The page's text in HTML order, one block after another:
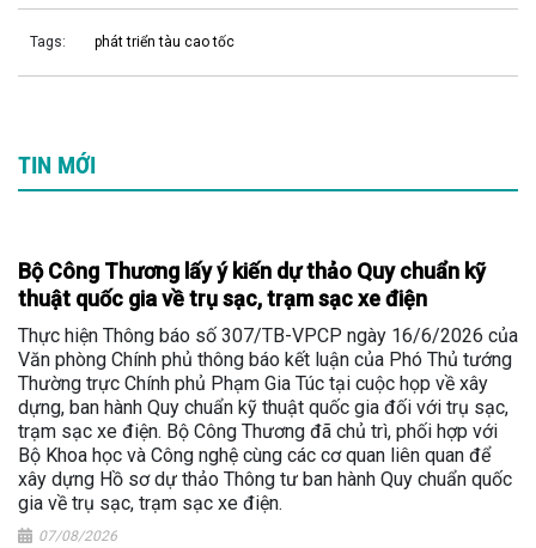
Tags: phát triển tàu cao tốc
TIN MỚI
Bộ Công Thương lấy ý kiến dự thảo Quy chuẩn kỹ
thuật quốc gia về trụ sạc, trạm sạc xe điện
Thực hiện Thông báo số 307/TB-VPCP ngày 16/6/2026 của
Văn phòng Chính phủ thông báo kết luận của Phó Thủ tướng
Thường trực Chính phủ Phạm Gia Túc tại cuộc họp về xây
dựng, ban hành Quy chuẩn kỹ thuật quốc gia đối với trụ sạc,
trạm sạc xe điện. Bộ Công Thương đã chủ trì, phối hợp với
Bộ Khoa học và Công nghệ cùng các cơ quan liên quan để
xây dựng Hồ sơ dự thảo Thông tư ban hành Quy chuẩn quốc
gia về trụ sạc, trạm sạc xe điện.
07/08/2026